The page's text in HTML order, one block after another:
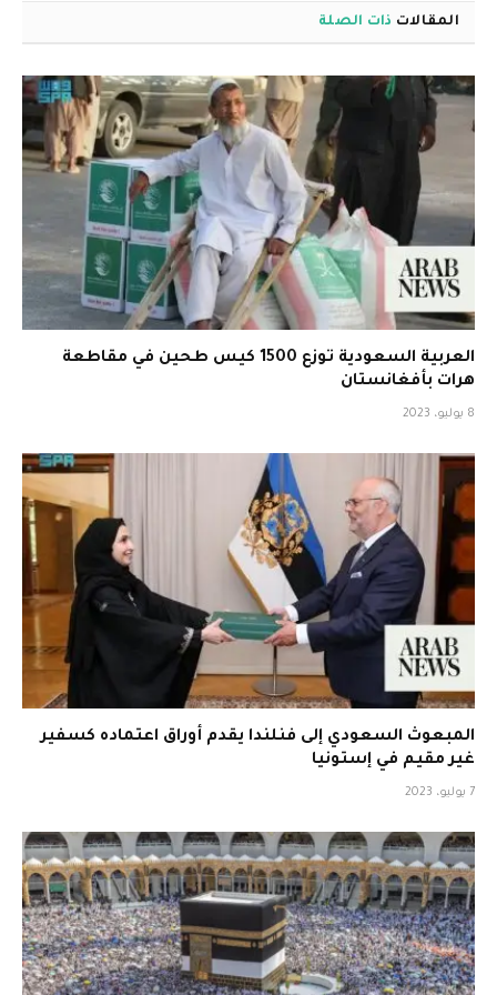
المقالات ذات الصلة
العربية السعودية توزع 1500 كيس طحين في مقاطعة
هرات بأفغانستان
8 يوليو، 2023
المبعوث السعودي إلى فنلندا يقدم أوراق اعتماده كسفير
غير مقيم في إستونيا
7 يوليو، 2023